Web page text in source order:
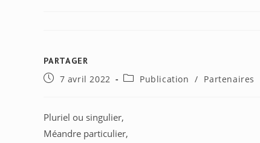
PARTAGER
CE
Publication
7 avril 2022
PostPublication / Partenaires
Pluriel ou singulier,
Méandre particulier,